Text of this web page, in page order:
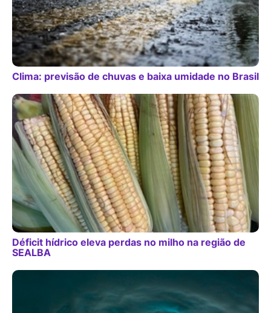
Clima: previsão de chuvas e baixa umidade no Brasil
Déficit hídrico eleva perdas no milho na região de
SEALBA